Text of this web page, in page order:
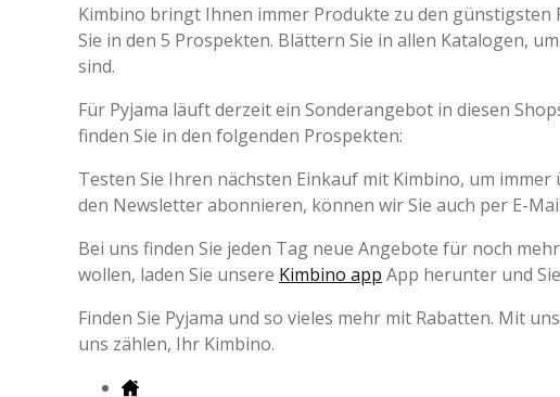
Kimbino bringt Ihnen immer Produkte zu den günstigsten
Sie in den 5 Prospekten. Blättern Sie in allen Katalogen,
sind.
Für Pyjama läuft derzeit ein Sonderangebot in diesen
finden Sie in den folgenden Prospekten:
Testen Sie Ihren nächsten Einkauf mit Kimbino, um
den Newsletter abonnieren, können wir Sie auch per E-
Bei uns finden Sie jeden Tag neue Angebote für noch
wollen, laden Sie unsere Kimbino app App herunter und
Finden Sie Pyjama und so vieles mehr mit Rabatten. Mit
uns zählen, Ihr Kimbino.